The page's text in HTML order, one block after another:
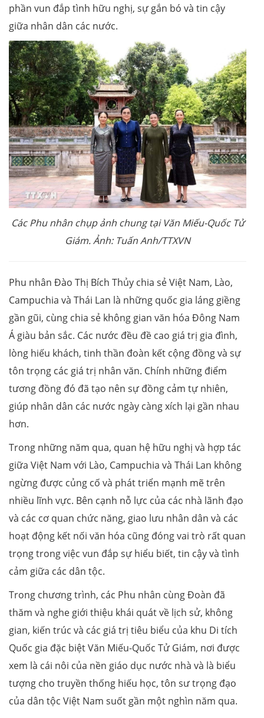
phần vun đắp tình hữu nghị, sự gắn bó và tin cậy
giữa nhân dân các nước.
Các Phu nhân chụp ảnh chung tại Văn Miếu-Quốc Tử
Giám. Ảnh: Tuấn Anh/TTXVN
Phu nhân Đào Thị Bích Thủy chia sẻ Việt Nam, Lào,
Campuchia và Thái Lan là những quốc gia láng giềng
gần gũi, cùng chia sẻ không gian văn hóa Đông Nam
Á giàu bản sắc. Các nước đều đề cao giá trị gia đình,
lòng hiếu khách, tinh thần đoàn kết cộng đồng và sự
tôn trọng các giá trị nhân văn. Chính những điểm
tương đồng đó đã tạo nên sự đồng cảm tự nhiên,
giúp nhân dân các nước ngày càng xích lại gần nhau
hơn.
Trong những năm qua, quan hệ hữu nghị và hợp tác
giữa Việt Nam với Lào, Campuchia và Thái Lan không
ngừng được củng cố và phát triển mạnh mẽ trên
nhiều lĩnh vực. Bên cạnh nỗ lực của các nhà lãnh đạo
và các cơ quan chức năng, giao lưu nhân dân và các
hoạt động kết nối văn hóa cũng đóng vai trò rất quan
trọng trong việc vun đắp sự hiểu biết, tin cậy và tình
cảm giữa các dân tộc.
Trong chương trình, các Phu nhân cùng Đoàn đã
thăm và nghe giới thiệu khái quát về lịch sử, không
gian, kiến trúc và các giá trị tiêu biểu của khu Di tích
Quốc gia đặc biệt Văn Miếu-Quốc Tử Giám, nơi được
xem là cái nôi của nền giáo dục nước nhà và là biểu
tượng cho truyền thống hiếu học, tôn sư trọng đạo
của dân tộc Việt Nam suốt gần một nghìn năm qua.